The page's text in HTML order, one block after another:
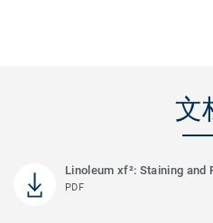
文
Linoleum xf²: Staining and
PDF